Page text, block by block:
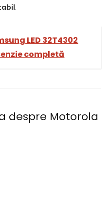
.
LED 32T4302
completă
despre Motorola